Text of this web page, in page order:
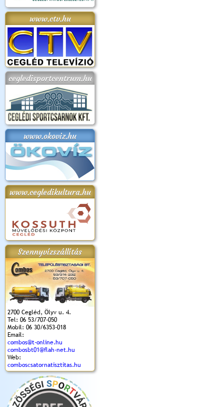
www.ctv.hu
cegledisportcentrum.hu
www.okoviz.hu
www.cegledikultura.hu
Szennyvízszállítás
2700 Cegléd, Ölyv u. 4.
Tel: 06 53/707-050
Mobil: 06 30/6353-018
Email:
combos@t-online.hu
combosbt01@flah-net.hu
Web:
comboscsatornatisztitas.hu
2018.
Kossuth Toborzó
Ünnepély
Szent István Ünnepe
(2017. 08. 20.)